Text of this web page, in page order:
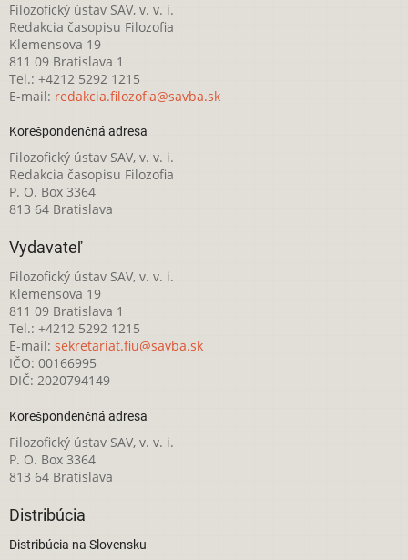
Filozofický ústav SAV, v. v. i.
Redakcia časopisu Filozofia
Klemensova 19
811 09 Bratislava 1
Tel.: +4212 5292 1215
E-mail: redakcia.filozofia@savba.sk
Korešpondenčná adresa
Filozofický ústav SAV, v. v. i.
Redakcia časopisu Filozofia
P. O. Box 3364
813 64 Bratislava
Vydavateľ
Filozofický ústav SAV, v. v. i.
Klemensova 19
811 09 Bratislava 1
Tel.: +4212 5292 1215
E-mail: sekretariat.fiu@savba.sk
IČO: 00166995
DIČ: 2020794149
Korešpondenčná adresa
Filozofický ústav SAV, v. v. i.
P. O. Box 3364
813 64 Bratislava
Distribúcia
Distribúcia na Slovensku